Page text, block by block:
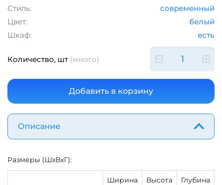
Стиль:
современный
Цвет:
белый
Шкаф:
есть
Количество, шт (много)
Описание
Размеры (ШхВхГ):
Ширина Высота Глубина